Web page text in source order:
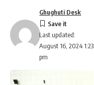
Last updated:
August 16, 2024 1:23
pm
Ghughuti Desk